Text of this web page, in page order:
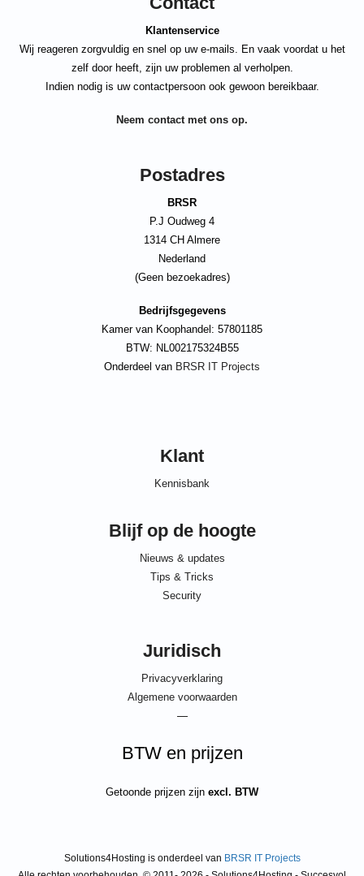
Klantenservice
Wij reageren zorgvuldig en snel op uw e-mails. En vaak voordat u het
zelf door heeft, zijn uw problemen al verholpen.
Indien nodig is uw contactpersoon ook gewoon bereikbaar.
Neem contact met ons op.
Postadres
BRSR
P.J Oudweg 4
1314 CH Almere
Nederland
(Geen bezoekadres)
Bedrijfsgegevens
Kamer van Koophandel: 57801185
BTW: NL002175324B55
Onderdeel van BRSR IT Projects
Klant
Kennisbank
Blijf op de hoogte
Nieuws & updates
Tips & Tricks
Security
Juridisch
Privacyverklaring
Algemene voorwaarden
—
BTW en prijzen
Getoonde prijzen zijn excl. BTW
Solutions4Hosting is onderdeel van BRSR IT Projects